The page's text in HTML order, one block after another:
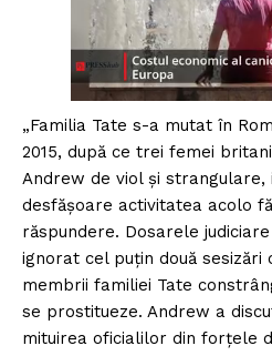
„Familia Tate s-a mutat în
2015, după ce trei femei
Andrew de viol și
desfășoare activitatea acolo
răspundere. Dosarele
ignorat cel puțin două sesizări
membrii familiei Tate
se prostitueze. Andrew a
mituirea oficialilor din forțele